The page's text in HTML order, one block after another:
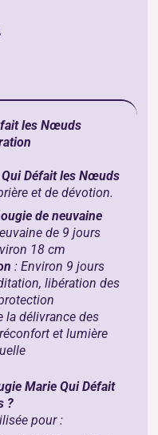
les Nœuds
Défait les Nœuds
et de dévotion.
de neuvaine
de 9 jours
18 cm
: Environ 9 jours
libération des
la délivrance des
et lumière
Marie Qui Défait
?
pour :